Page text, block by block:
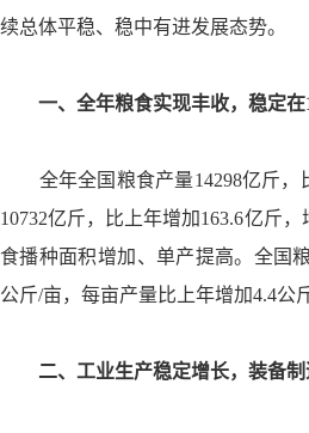
续总体平稳、稳中有进发展态势。
一、全年粮食实现丰收，稳定在
全年全国粮食产量14298亿斤，
10732亿斤，比上年增加163.6亿斤，
食播种面积增加、单产提高。全国
公斤/亩，每亩产量比上年增加4.4公
二、工业生产稳定增长，装备制